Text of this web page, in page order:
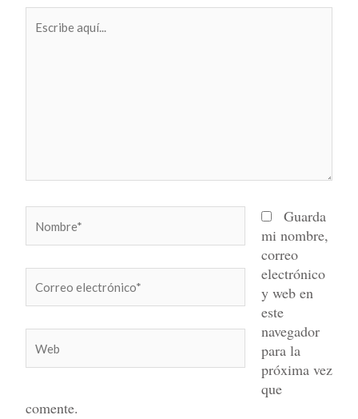
aquí...
electrónico*
Guarda
mi nombre,
correo
electrónico
y web en
este
navegador
para la
próxima vez
que
comente.